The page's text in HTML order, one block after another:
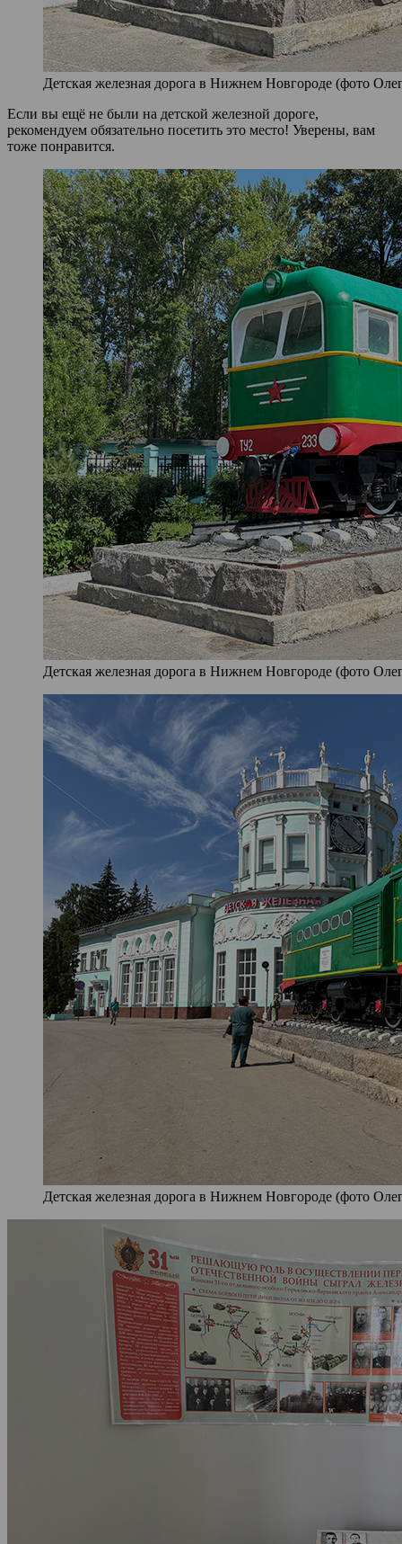
Детская железная дорога в Нижнем Новгороде (фото
Если вы ещё не были на детской железной дороге,
рекомендуем обязательно посетить это место! Уверены, вам
тоже понравится.
Детская железная дорога в Нижнем Новгороде (фото
Детская железная дорога в Нижнем Новгороде (фото